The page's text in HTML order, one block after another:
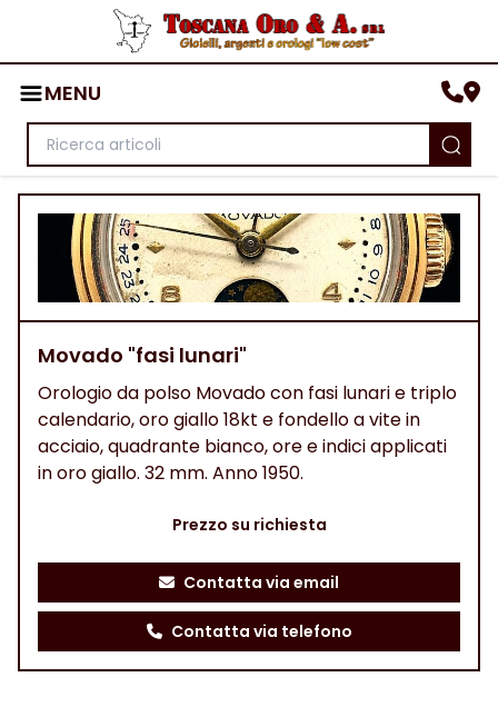
MENU
Movado "fasi lunari"
Orologio da polso Movado con fasi lunari e triplo
calendario, oro giallo 18kt e fondello a vite in
acciaio, quadrante bianco, ore e indici applicati
in oro giallo. 32 mm. Anno 1950.
Prezzo su richiesta
Contatta via email
Contatta via telefono